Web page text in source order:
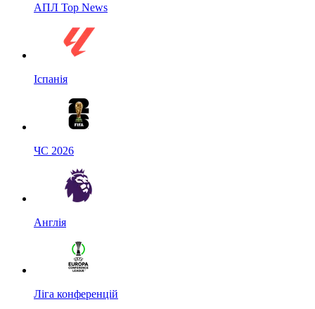
АПЛ Top News
Іспанія
ЧС 2026
Англія
Ліга конференцій